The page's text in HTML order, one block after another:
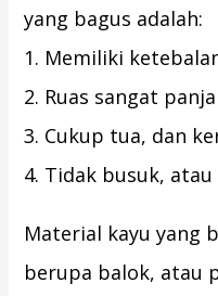
yang bagus adalah:
1. Memiliki
2. Ruas sangat
3. Cukup tua, dan
4. Tidak busuk,
Material kayu yang
berupa balok, atau